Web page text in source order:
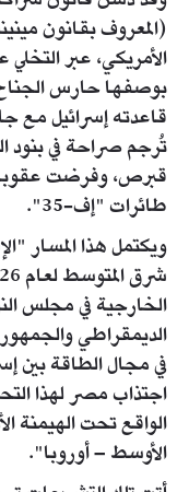
(المعروف بقانون
الأمريكي، عبر
بوصفها حارس الجناح
قاعدته إسرائيل مع
تُرجم صراحة في بنود
قبرص، وفرضت
طائرات "إف-35".
ويكتمل هذا المسار
الخارجية في مجلس
الديمقراطي
في مجال الطاقة بين
اجتذاب مصر لهذا
الواقع تحت الهيمنة
الأوسط – أوروبا".